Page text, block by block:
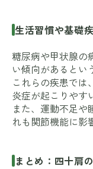
生活習慣や基礎
糖尿病や甲状腺の
い傾向があるとい
これらの疾患では
炎症が起こりやす
また、運動不足
れも関節機能に影
まとめ：四十肩